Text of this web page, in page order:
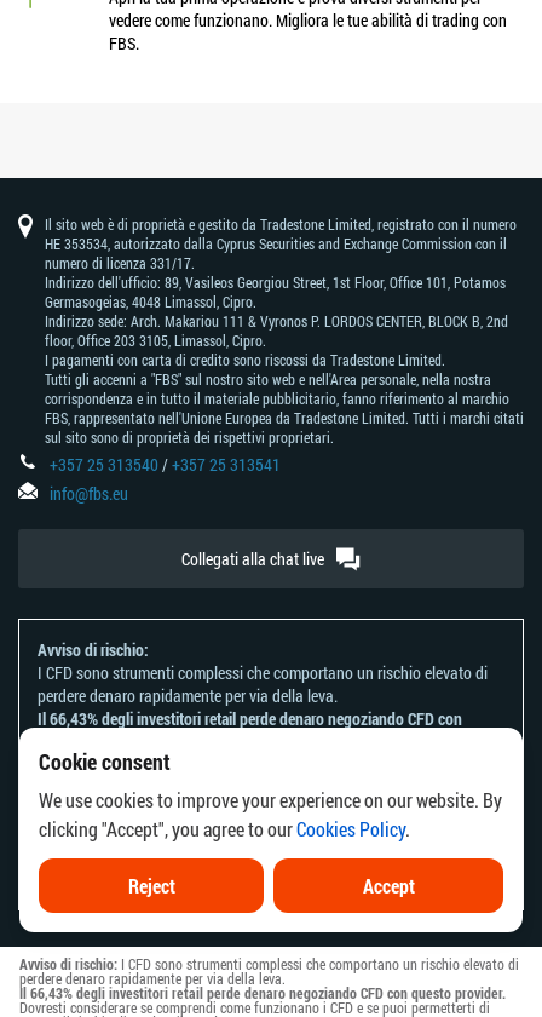
Cookie consent
We use cookies to improve your experience on our website. By
clicking "Accept", you agree to ourCookies Policy.
Reject Accept
Avviso di rischio: I CFD sono strumenti complessi che comportano un rischio elevato di
perdere denaro rapidamente per via della leva.
Il 66,43% degli investitori retail perde denaro negoziando CFD con questo provider.
Dovresti considerare se comprendi come funzionano i CFD e se puoi permetterti di
vedere come funzionano. Migliora le tue abilità di trading con
FBS.
Il sito web è di proprietà e gestito da Tradestone Limited, registrato con il numero
HE 353534, autorizzato dalla Cyprus Securities and Exchange Commission con il
numero di licenza 331/17.
Indirizzo dell'ufficio: 89, Vasileos Georgiou Street, 1st Floor, Office 101, Potamos
Germasogeias, 4048 Limassol, Cipro.
Indirizzo sede: Arch. Makariou 111 & Vyronos Р. LORDOS CENTER, BLOCK В, 2nd
floor, Office 203 3105, Limassol, Cipro.
I pagamenti con carta di credito sono riscossi da Tradestone Limited.
Tutti gli accenni a "FBS" sul nostro sito web e nell'Area personale, nella nostra
corrispondenza e in tutto il materiale pubblicitario, fanno riferimento al marchio
FBS, rappresentato nell'Unione Europea da Tradestone Limited. Tutti i marchi citati
sul sito sono di proprietà dei rispettivi proprietari.
+357 25 313540/+357 25 313541
info@fbs.eu
Collegati alla chat live
Avviso di rischio:
I CFD sono strumenti complessi che comportano un rischio elevato di
perdere denaro rapidamente per via della leva.
Il 66,43% degli investitori retail perde denaro negoziando CFD con
Dovresti considerare se comprendi come funzionano i CFD e se puoi
permetterti di correre il rischio di perdere il tuo denaro.
Fai riferimento alla nostraInformativa sui rischi.
Le informazioni su questo sito web non sono dirette ai residenti di
alcun paese o giurisdizione in cui la distribuzione o l'uso di tali
informazioni è contrario alla legge o alla regolamentazione locale.